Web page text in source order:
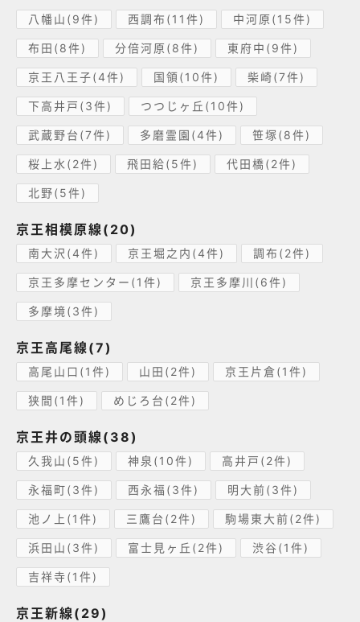
八幡山(9件) 西調布(11件) 中河原(15件)
布田(8件) 分倍河原(8件) 東府中(9件)
京王八王子(4件) 国領(10件) 柴崎(7件)
下高井戸(3件) つつじヶ丘(10件)
武蔵野台(7件) 多磨霊園(4件) 笹塚(8件)
桜上水(2件) 飛田給(5件) 代田橋(2件)
北野(5件)
京王相模原線(20)
南大沢(4件) 京王堀之内(4件) 調布(2件)
京王多摩センター(1件) 京王多摩川(6件)
多摩境(3件)
京王高尾線(7)
高尾山口(1件) 山田(2件) 京王片倉(1件)
狭間(1件) めじろ台(2件)
京王井の頭線(38)
久我山(5件) 神泉(10件) 高井戸(2件)
永福町(3件) 西永福(3件) 明大前(3件)
池ノ上(1件) 三鷹台(2件) 駒場東大前(2件)
浜田山(3件) 富士見ヶ丘(2件) 渋谷(1件)
吉祥寺(1件)
京王新線(29)